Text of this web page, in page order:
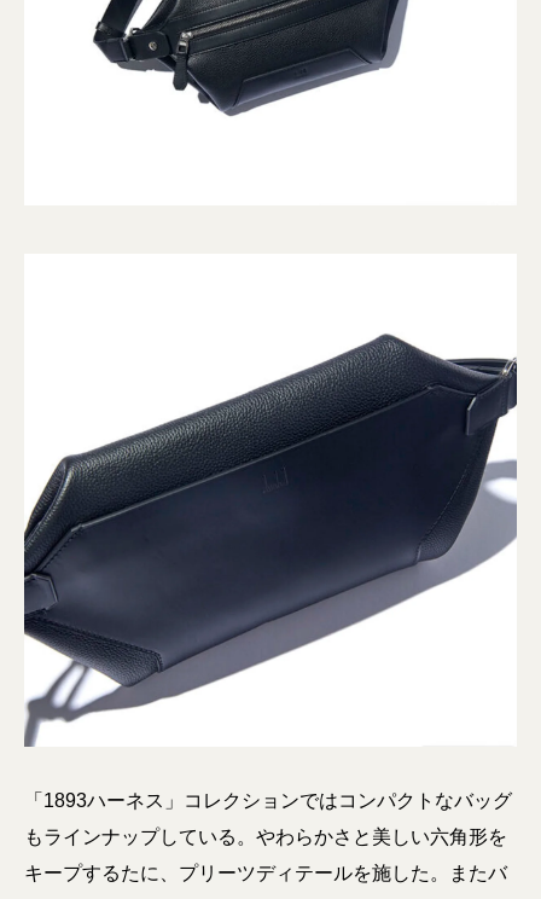
「1893ハーネス」コレクションではコンパクトなバッグ
もラインナップしている。やわらかさと美しい六角形を
キープするたに、プリーツディテールを施した。またバ